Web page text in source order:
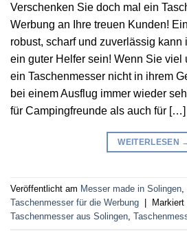
Verschenken Sie doch mal ein
Werbung an Ihre treuen Kunden!
robust, scharf und zuverlässig
ein guter Helfer sein! Wenn Sie viel
ein Taschenmesser nicht in ihrem
bei einem Ausflug immer wieder
für Campingfreunde als auch für […]
WEITERLESEN
Veröffentlicht am Messer made in Solingen,
Taschenmesser für die Werbung
Markiert
Taschenmesser aus Solingen,